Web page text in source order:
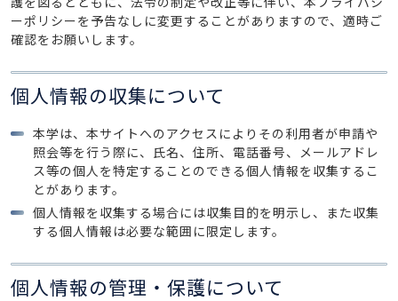
ーポリシーを予告なしに変更することがありますので、適時ご
確認をお願いします。
個人情報の収集について
本学は、本サイトへのアクセスによりその利用者が申請や
照会等を行う際に、氏名、住所、電話番号、メールアドレ
ス等の個人を特定することのできる個人情報を収集するこ
とがあります。
個人情報を収集する場合には収集目的を明示し、また収集
する個人情報は必要な範囲に限定します。
個人情報の管理・保護について